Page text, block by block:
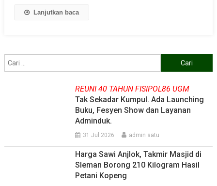
Lanjutkan baca
untuk:
REUNI 40 TAHUN FISIPOL86 UGM
Tak Sekadar Kumpul. Ada Launching
Buku, Fesyen Show dan Layanan
Adminduk.
31 Jul 2026 admin satu
Harga Sawi Anjlok, Takmir Masjid di
Sleman Borong 210 Kilogram Hasil
Petani Kopeng